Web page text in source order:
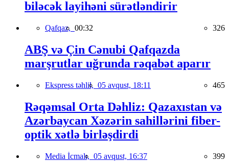
biləcək layihəni sürətləndirir
Qafqaz, 00:32 326
ABŞ və Çin Cənubi Qafqazda
marşrutlar uğrunda rəqabət aparır
Ekspress təhlil, 05 avqust, 18:11 465
Rəqəmsal Orta Dəhliz: Qazaxıstan və
Azərbaycan Xəzərin sahillərini fiber-
optik xətlə birləşdirdi
Media İcmalı, 05 avqust, 16:37 399